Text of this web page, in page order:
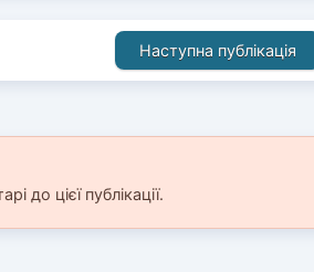
Наступна публікація
до цієї публікації.